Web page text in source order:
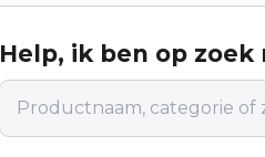
Help, ik ben op zoek